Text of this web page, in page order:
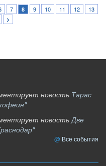
7 8 9 10 11 12
13
>
новость Тарас
новостьДве
Все события